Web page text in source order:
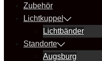
Zubehör
Lichtkuppel
Lichtbänder
Standorte
Augsburg